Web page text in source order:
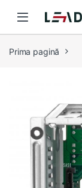
Prima pagină